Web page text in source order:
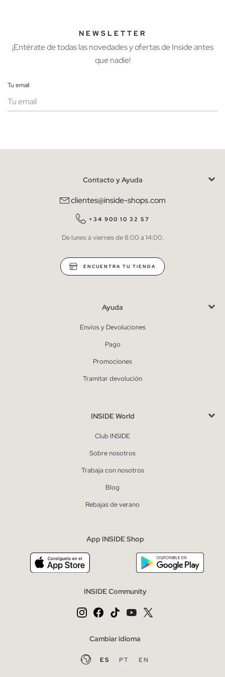
NEWSLETTER
¡Entérate de todas las novedades y ofertas de Inside antes
que nadie!
Tu email
He leído y entiendo lapolítica de privacidad
QUIERO SUSCRIBIRME
* Puedes cancelar la suscripción en cualquier momento.
Contacto y Ayuda
clientes@inside-shops.com
+34 900 10 32 57
De lunes a viernes de 8:00 a 14:00.
ENCUENTRA TU TIENDA
Ayuda
Envíos y Devoluciones
Pago
Promociones
Tramitar devolución
INSIDE World
Club INSIDE
Sobre nosotros
Trabaja con nosotros
Blog
Rebajas de verano
App INSIDE Shop
INSIDE Community
Cambiar idioma
ES PT EN